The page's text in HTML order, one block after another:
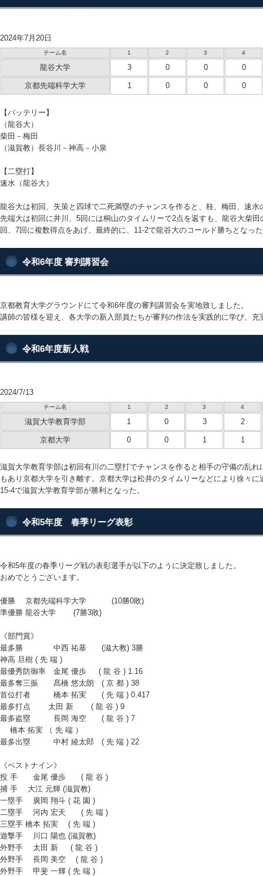
2024年7月20日
チーム名 1 2 3 4
龍谷大学 3 0 0 0
京都先端科学大学 1 0 0 0
【バッテリー】
（龍谷大）
柴田－梅田
（滋賀教）長谷川－神高－小泉
【二塁打】
速水（龍谷大）
龍谷大は初回、失策と四球で二死満塁のチャンスを作ると、桂、梅田、速
先端大は初回に井川、5回には桐山のタイムリーで2点を返すも、龍谷大柴
回、7回に複数得点をあげ、最終的に、11-2で龍谷大のコールド勝ちとなっ
令和6年度 審判講習会
京都教育大学グラウンドにて令和6年度の審判講習会を実地致しました。
講師の皆様を迎え、各大学の新入部員たちが審判の作法を実践的に学び、充
令和6年度新人戦
2024/7/13
チーム名 1 2 3 4
滋賀大学教育学部 1 0 3 2
京都大学 0 0 1 1
滋賀大学教育学部は初回有川の二塁打でチャンスを作ると相手の守備の乱
もあり京都大学を引き離す。京都大学は松井のタイムリーなどにより徐々
15-4で滋賀大学教育学部が勝利となった。
令和5年度 春季リーグ表彰
令和5年度の春季リーグ戦の表彰選手が以下のように決定致しました。
おめでとうございます。
優勝 京都先端科学大学 (10勝0敗)
準優勝 龍谷大学 (7勝3敗)
《部門賞》
最多勝 中西 祐基 (滋大教) 3勝
神高 旦樹 ( 先 端 )
最優秀防御率 金尾 優歩 ( 龍 谷 ) 1.16
最多奪三振 髙橋 悠太朗 ( 京 都 ) 38
首位打者 橋本 拓実 ( 先 端 ) 0.417
最多打点 太田 新 ( 龍 谷 ) 9
最多盗塁 長岡 海空 ( 龍 谷 ) 7
橋本 拓実 （ 先 端 ）
最多出塁 中村 綾太郎 ( 先 端 ) 22
《ベストナイン》
投 手 金尾 優歩 ( 龍 谷 )
捕 手 大江 元輝 (滋賀教)
一塁手 廣岡 翔斗 ( 花 園 )
二塁手 河内 宏天 ( 先 端 )
三塁手 橋本 拓実 ( 先 端 )
遊撃手 川口 陽也 (滋賀教)
外野手 太田 新 ( 龍 谷 )
外野手 長岡 美空 ( 龍 谷 )
外野手 甲斐 一輝 ( 先 端 )